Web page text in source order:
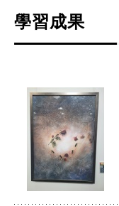
學習成果